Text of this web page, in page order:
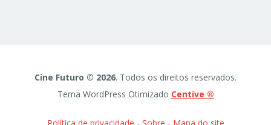
Cine Futuro © 2026. Todos os direitos reservados.
Tema WordPress Otimizado Centive ®